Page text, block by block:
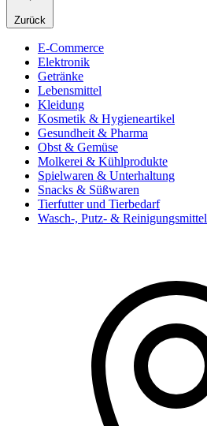
Zurück
E-Commerce
Elektronik
Getränke
Lebensmittel
Kleidung
Kosmetik & Hygieneartikel
Gesundheit & Pharma
Obst & Gemüse
Molkerei & Kühlprodukte
Spielwaren & Unterhaltung
Snacks & Süßwaren
Tierfutter und Tierbedarf
Wasch-, Putz- & Reinigungsmittel